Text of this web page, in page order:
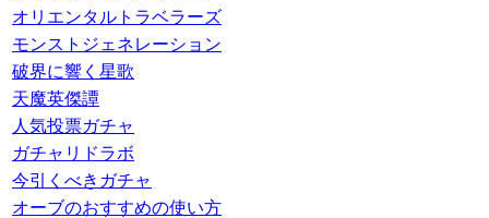
オリエンタルトラベラーズ
モンストジェネレーション
破界に響く星歌
天魔英傑譚
人気投票ガチャ
ガチャリドラボ
今引くべきガチャ
オーブのおすすめの使い方